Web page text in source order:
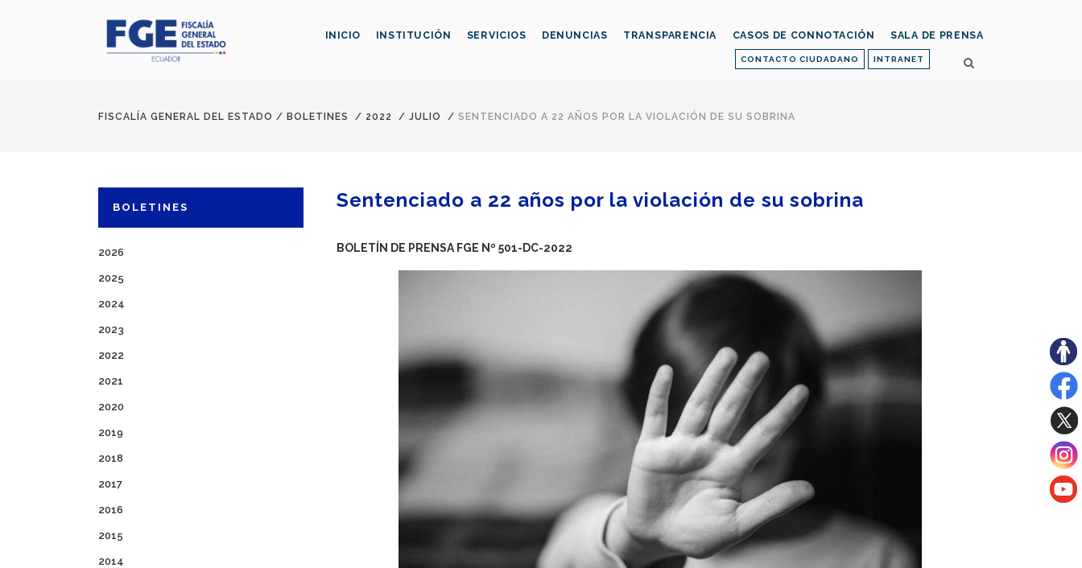
CONTACTO CIUDADANO INTRANET
INICIO INSTITUCIÓN SERVICIOS DENUNCIAS TRANSPARENCIA CASOS DE CONNOTACIÓN SALA DE PRENSA
FISCALÍA GENERAL DEL ESTADO / BOLETINES / 2022 / JULIO / SENTENCIADO A 22 AÑOS POR LA VIOLACIÓN DE SU SOBRINA
BOLETINES
2026
2025
2024
2023
2022
2021
2020
2019
2018
2017
2016
2015
2014
Sentenciado a 22 años por la violación de su sobrina
BOLETÍN DE PRENSA FGE Nº 501-DC-2022